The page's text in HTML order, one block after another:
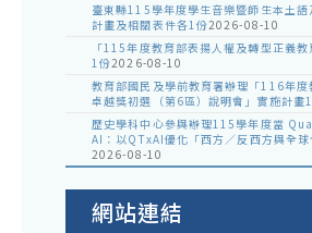
臺東縣115學年度學生音樂暨師生本土
計畫及相關表件各1份2026-08-10
「115年度教育部表揚人權及轉型正義
1份2026-08-10
教育部國民及學前教育署辦理「116年
卓越獎初選（第6區）說明會」實施計畫
歷史學科中心參與辦理115學年度當
AI：以QTxAI優化「西方／反西方與全球
2026-08-10
網站連結